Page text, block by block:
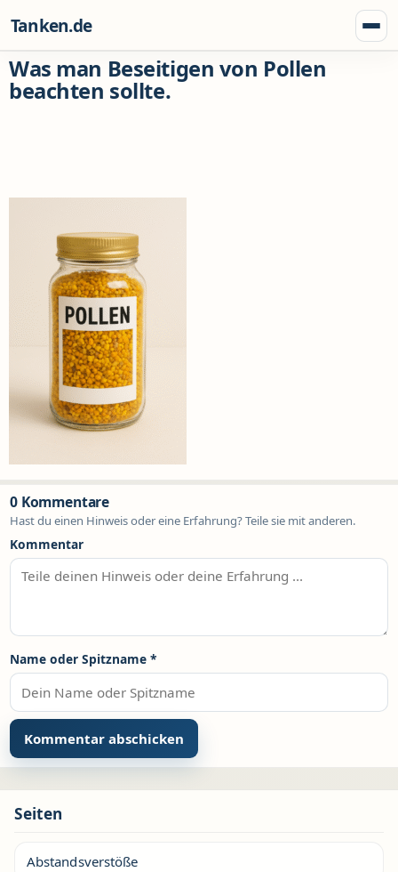
Tanken.de
Was man Beseitigen von Pollen
beachten sollte.
0 Kommentare
Hast du einen Hinweis oder eine Erfahrung? Teile sie mit anderen.
Kommentar
Name oder Spitzname *
Seiten
Abstandsverstöße